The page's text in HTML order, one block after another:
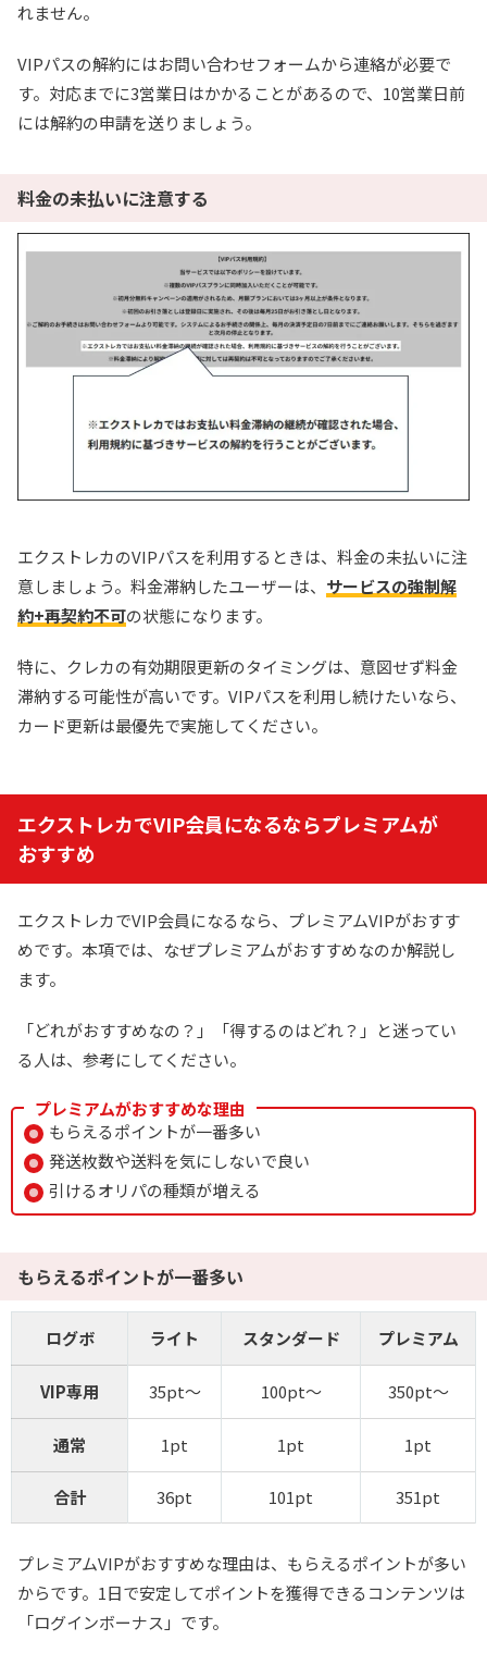
れません。
VIPパスの解約にはお問い合わせフォームから連絡が必要で
す。対応までに3営業日はかかることがあるので、10営業日前
には解約の申請を送りましょう。
料金の未払いに注意する
エクストレカのVIPパスを利用するときは、料金の未払いに注
意しましょう。料金滞納したユーザーは、 サービスの強制解
約+再契約不可の状態になります。
特に、クレカの有効期限更新のタイミングは、意図せず料金
滞納する可能性が高いです。VIPパスを利用し続けたいなら、
カード更新は最優先で実施してください。
エクストレカでVIP会員になるならプレミアムが
おすすめ
エクストレカでVIP会員になるなら、プレミアムVIPがおすす
めです。本項では、なぜプレミアムがおすすめなのか解説し
ます。
「どれがおすすめなの？」「得するのはどれ？」と迷ってい
る人は、参考にしてください。
プレミアムがおすすめな理由
もらえるポイントが一番多い
発送枚数や送料を気にしないで良い
引けるオリパの種類が増える
もらえるポイントが一番多い
ログボ ライト スタンダード プレミアム
VIP専用 35pt～ 100pt～ 350pt～
通常 1pt 1pt 1pt
合計 36pt 101pt 351pt
プレミアムVIPがおすすめな理由は、もらえるポイントが多い
からです。1日で安定してポイントを獲得できるコンテンツは
「ログインボーナス」です。